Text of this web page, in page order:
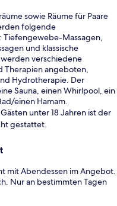
sowie Räume für Paare
folgende
Tiefengewebe-Massagen,
und klassische
verschiedene
Therapien angeboten,
Hydrotherapie. Der
Sauna, einen Whirlpool, ein
einen Hamam.
unter 18 Jahren ist der
gestattet.
mit Abendessen im Angebot.
Nur an bestimmten Tagen